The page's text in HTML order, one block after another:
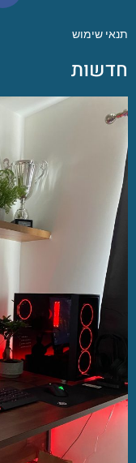
תנאי שימוש
חדשות